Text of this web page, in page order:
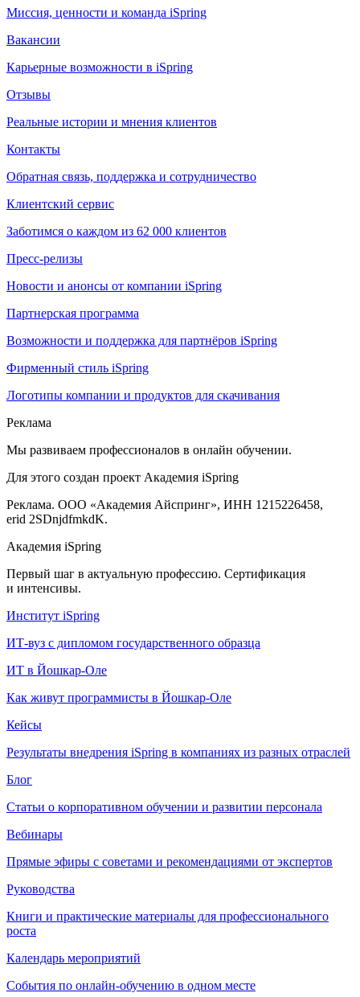
Миссия, ценности и команда iSpring
Вакансии
Карьерные возможности в iSpring
Отзывы
Реальные истории и мнения клиентов
Контакты
Обратная связь, поддержка и сотрудничество
Клиентский сервис
Заботимся о каждом из 62 000 клиентов
Пресс-релизы
Новости и анонсы от компании iSpring
Партнерская программа
Возможности и поддержка для партнёров iSpring
Фирменный стиль iSpring
Логотипы компании и продуктов для скачивания
Реклама
Мы развиваем профессионалов в онлайн обучении.
Для этого создан проект Академия iSpring
Реклама. ООО «Академия Айспринг», ИНН 1215226458,
erid 2SDnjdfmkdK.
Академия iSpring
Первый шаг в актуальную профессию. Сертификация
и интенсивы.
Институт iSpring
ИТ-вуз с дипломом государственного образца
ИТ в Йошкар-Оле
Как живут программисты в Йошкар‑Оле
Кейсы
Результаты внедрения iSpring в компаниях из разных отраслей
Блог
Статьи о корпоративном обучении и развитии персонала
Вебинары
Прямые эфиры с советами и рекомендациями от экспертов
Руководства
Книги и практические материалы для профессионального
роста
Календарь мероприятий
События по онлайн-обучению в одном месте